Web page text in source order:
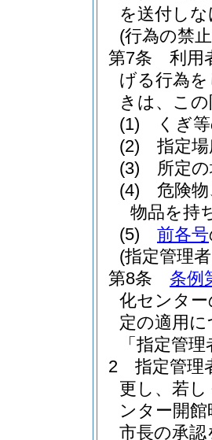
を送付し
(行為の禁
第7条
利用
げる行為
きは、こ
(1)
くぎ
(2)
指定
(3)
所定
(4)
危険
物品を持
(5)
前各号
(指定管理
第8条
条例
化センタ
定の適用
「指定管
2
指定管理
更し、若
ンター開
市長の承